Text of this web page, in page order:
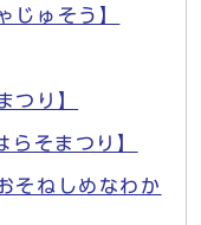
じゅそう】
つり】
らそまつり】
そねしめなわか